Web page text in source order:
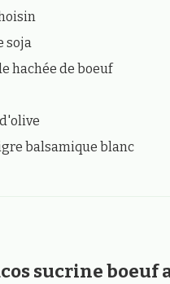
soja
hachée de boeuf
balsamique blanc
sucrine